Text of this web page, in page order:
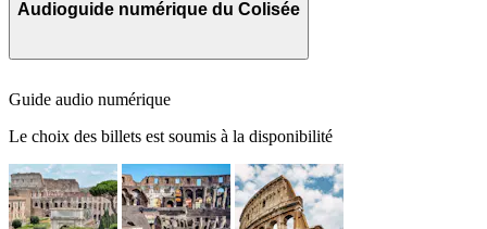
Audioguide numérique du Colisée
Guide audio numérique
Le choix des billets est soumis à la disponibilité